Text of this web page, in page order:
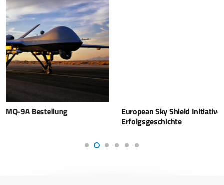
European Sky Shield Initiative (ESSI) – Eine